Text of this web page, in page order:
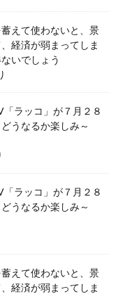
蓄えて使わないと、景
経済が弱まってしま
いでしょう
「ラッコ」が７月２８
うなるか楽しみ～
「ラッコ」が７月２８
うなるか楽しみ～
蓄えて使わないと、景
経済が弱まってしま